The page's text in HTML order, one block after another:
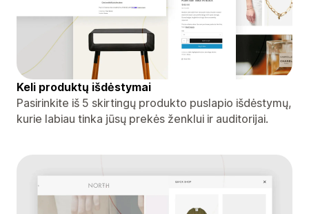
Keli produktų išdėstymai
Pasirinkite iš 5 skirtingų produkto puslapio išdėstymų,
kurie labiau tinka jūsų prekės ženklui ir auditorijai.